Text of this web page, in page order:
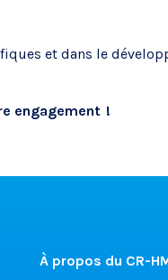
et dans le
engagement !
À propos du CR-